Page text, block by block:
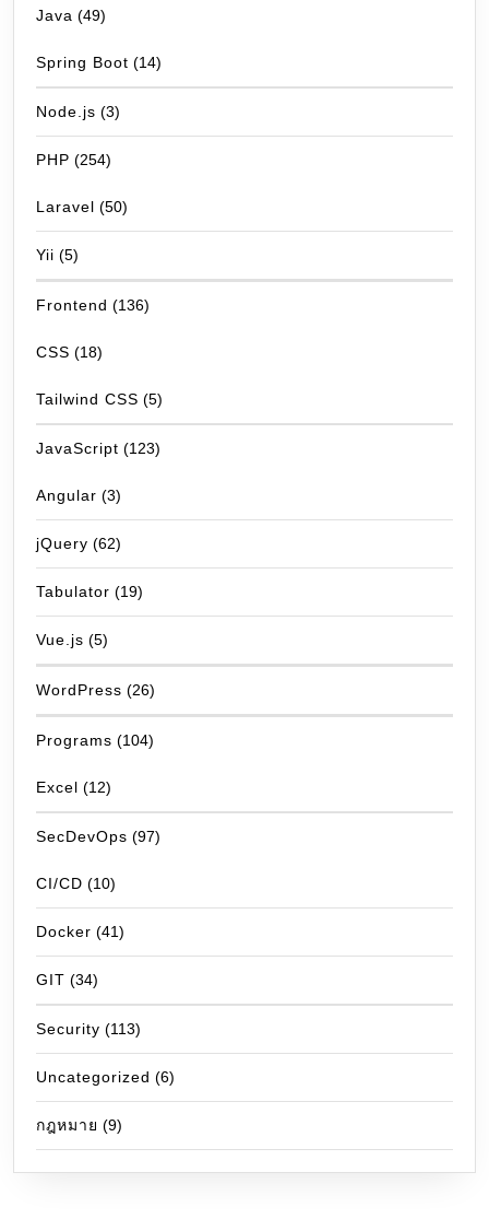
Java (49)
Spring Boot (14)
Node.js (3)
PHP (254)
Laravel (50)
Yii (5)
Frontend (136)
CSS (18)
Tailwind CSS (5)
JavaScript (123)
Angular (3)
jQuery (62)
Tabulator (19)
Vue.js (5)
WordPress (26)
Programs (104)
Excel (12)
SecDevOps (97)
CI/CD (10)
Docker (41)
GIT (34)
Security (113)
Uncategorized (6)
กฎหมาย (9)